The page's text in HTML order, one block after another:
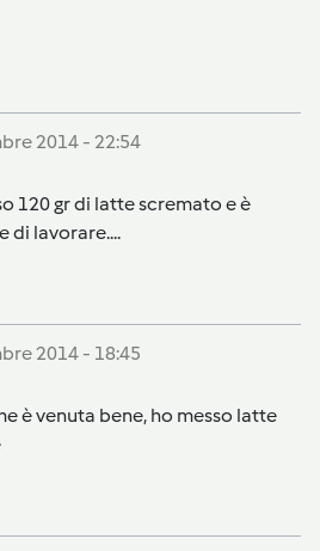
2014 - 22:54
120 gr di latte scremato e è
di lavorare....
2014 - 18:45
è venuta bene, ho messo latte